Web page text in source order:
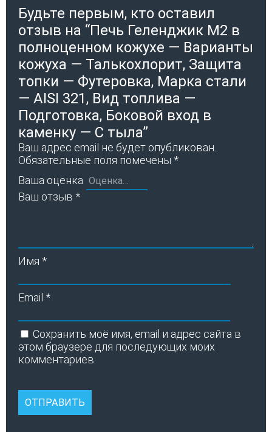
Будьте первым, кто оставил
отзыв на “Печь Геленджик М2 в
полноценном кожухе — Варианты
кожуха — Талькохлорит, Защита
топки — Футеровка, Марка стали
— AISI 321, Вид топлива —
Подготовка, Боковой вход в
каменку — С тыла”
Ваш адрес email не будет опубликован.
Обязательные поля помечены *
Ваша оценка
Ваш отзыв *
Имя *
Email *
Сохранить моё имя, email и адрес сайта в
этом браузере для последующих моих
комментариев.